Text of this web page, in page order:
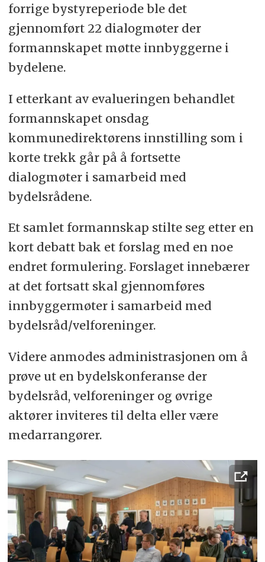
forrige bystyreperiode ble det
gjennomført 22 dialogmøter der
formannskapet møtte innbyggerne i
bydelene.
I etterkant av evalueringen behandlet
formannskapet onsdag
kommunedirektørens innstilling som i
korte trekk går på å fortsette
dialogmøter i samarbeid med
bydelsrådene.
Et samlet formannskap stilte seg etter en
kort debatt bak et forslag med en noe
endret formulering. Forslaget innebærer
at det fortsatt skal gjennomføres
innbyggermøter i samarbeid med
bydelsråd/velforeninger.
Videre anmodes administrasjonen om å
prøve ut en bydelskonferanse der
bydelsråd, velforeninger og øvrige
aktører inviteres til delta eller være
medarrangører.